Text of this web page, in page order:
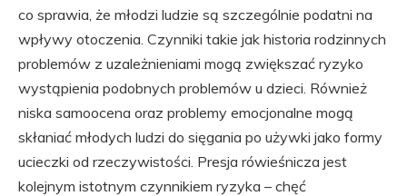
co sprawia, że młodzi ludzie są szczególnie podatni na
wpływy otoczenia. Czynniki takie jak historia rodzinnych
problemów z uzależnieniami mogą zwiększać ryzyko
wystąpienia podobnych problemów u dzieci. Również
niska samoocena oraz problemy emocjonalne mogą
skłaniać młodych ludzi do sięgania po używki jako formy
ucieczki od rzeczywistości. Presja rówieśnicza jest
kolejnym istotnym czynnikiem ryzyka – chęć